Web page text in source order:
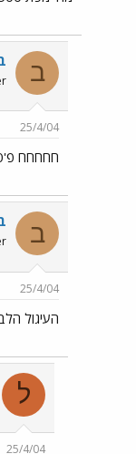
ב
25/4/04
חחחחח
ב
25/4/04
העיגול
ל
25/4/04